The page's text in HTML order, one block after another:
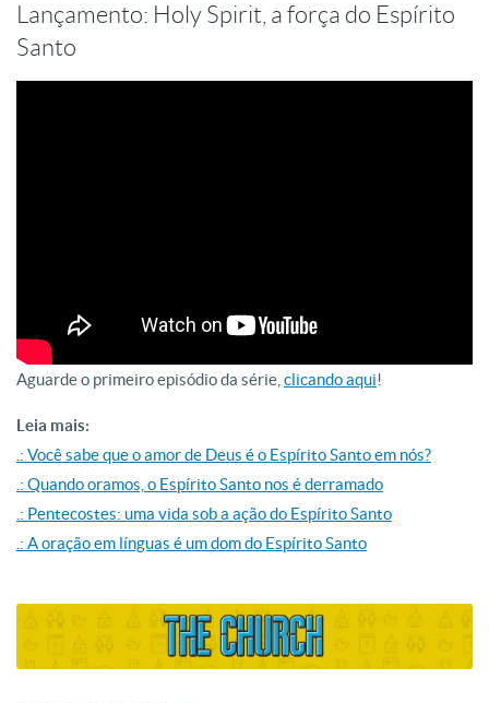
Lançamento: Holy Spirit, a força do Espírito
Santo
Aguarde o primeiro episódio da série, clicando aqui!
Leia mais:
.: Você sabe que o amor de Deus é o Espírito Santo em nós?
.: Quando oramos, o Espírito Santo nos é derramado
.: Pentecostes: uma vida sob a ação do Espírito Santo
.: A oração em línguas é um dom do Espírito Santo